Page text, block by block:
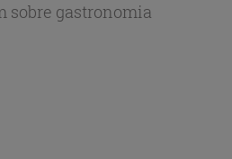
sobre gastronomia